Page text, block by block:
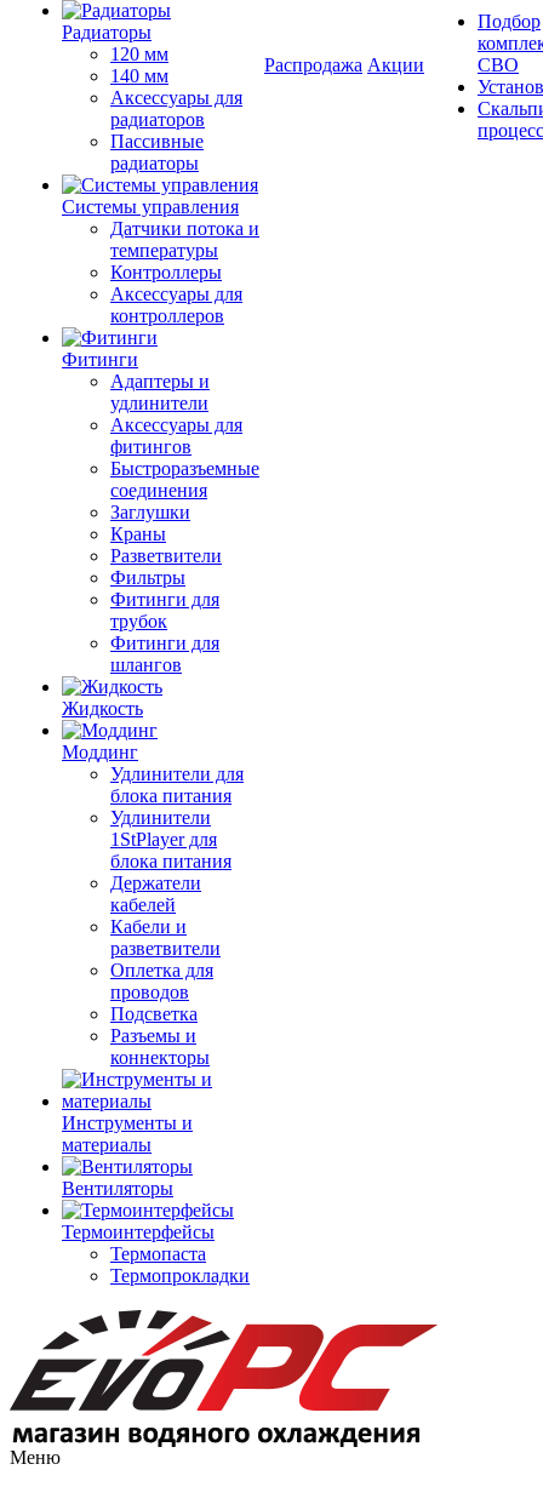
Радиаторы
120 мм
140 мм
Аксессуары для
радиаторов
Пассивные
радиаторы
Системы управления
Датчики потока и
температуры
Контроллеры
Аксессуары для
контроллеров
Фитинги
Адаптеры и
удлинители
Аксессуары для
фитингов
Быстроразъемные
соединения
Заглушки
Краны
Разветвители
Фильтры
Фитинги для
трубок
Фитинги для
шлангов
Жидкость
Моддинг
Удлинители для
блока питания
Удлинители
1StPlayer для
блока питания
Держатели
кабелей
Кабели и
разветвители
Оплетка для
проводов
Подсветка
Разъемы и
коннекторы
Инструменты и
материалы
Вентиляторы
Термоинтерфейсы
Термопаста
Термопрокладки
Распродажа Акции
Подбор
СВО
Меню